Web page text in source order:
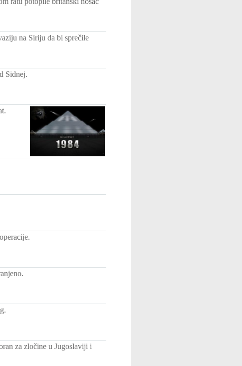
na Siriju da bi sprečile
Sidnej.
za zločine u Jugoslaviji i